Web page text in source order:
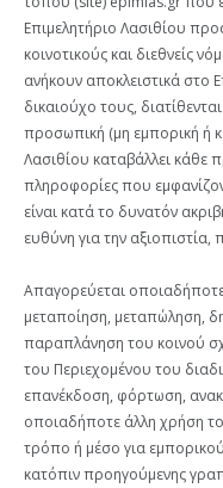
Επιμελητήριο Λασιθίου
κοινοτικούς και διεθνείς
ανήκουν αποκλειστικά στο
δικαιούχο τους,
προσωπική (μη εμπορική ή
Λασιθίου καταβάλλει κάθε
πληροφορίες που
είναι κατά το δυνατόν
ευθύνη για την
Απαγορεύεται
μεταποίηση, μεταπώληση,
παραπλάνηση του κοινού
του Περιεχομένου του
επανέκδοση, φόρτωση,
οποιαδήποτε άλλη χρήση
τρόπο ή μέσο για
κατόπιν προηγούμενης